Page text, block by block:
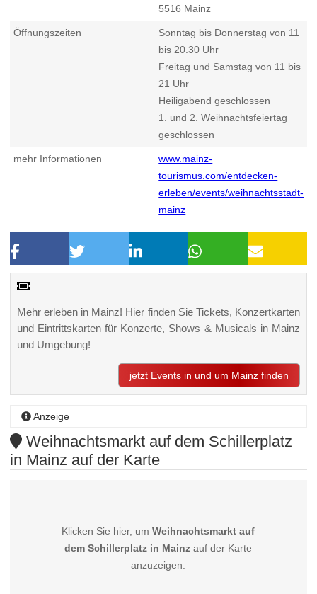
5516 Mainz
Öffnungszeiten
Sonntag bis Donnerstag von 11
bis 20.30 Uhr
Freitag und Samstag von 11 bis
21 Uhr
Heiligabend geschlossen
1. und 2. Weihnachtsfeiertag
geschlossen
mehr Informationen
www.mainz-
tourismus.com/entdecken-
erleben/events/weihnachtsstadt-
mainz
Mehr erleben in Mainz! Hier finden Sie Tickets, Konzertkarten
und Eintrittskarten für Konzerte, Shows & Musicals in Mainz
und Umgebung!
jetzt Events in und um Mainz finden
Anzeige
Weihnachtsmarkt auf dem Schillerplatz
in Mainz auf der Karte
Klicken Sie hier, umWeihnachtsmarkt auf
dem Schillerplatz in Mainz auf der Karte
anzuzeigen.